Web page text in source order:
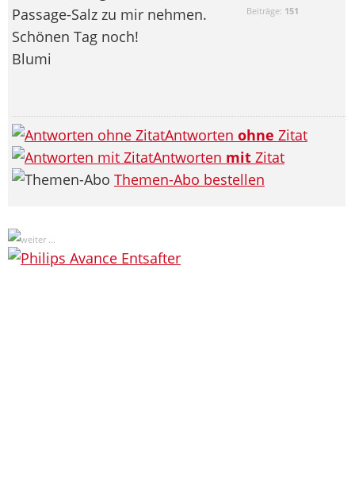
Beiträge: 151
Passage-Salz zu mir nehmen.
Schönen Tag noch!
Blumi
Antworten ohne Zitat
Antworten mit Zitat
Themen-Abo bestellen